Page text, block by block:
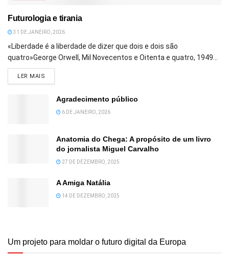
Futurologia e tirania
31 DE JANEIRO, 2026
«Liberdade é a liberdade de dizer que dois e dois são
quatro»George Orwell, Mil Novecentos e Oitenta e quatro, 1949...
LER MAIS
Agradecimento público
6 DE JANEIRO, 2026
Anatomia do Chega: A propósito de um livro
do jornalista Miguel Carvalho
27 DE DEZEMBRO, 2025
A Amiga Natália
14 DE DEZEMBRO, 2025
Um projeto para moldar o futuro digital da Europa